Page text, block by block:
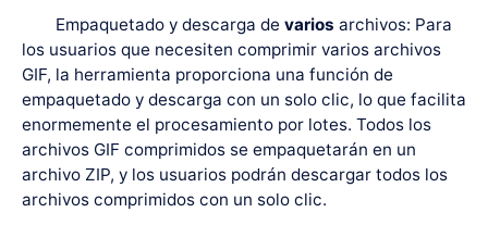
Empaquetado y descarga de varios archivos: Para
los usuarios que necesiten comprimir varios archivos
GIF, la herramienta proporciona una función de
empaquetado y descarga con un solo clic, lo que facilita
enormemente el procesamiento por lotes. Todos los
archivos GIF comprimidos se empaquetarán en un
archivo ZIP, y los usuarios podrán descargar todos los
archivos comprimidos con un solo clic.